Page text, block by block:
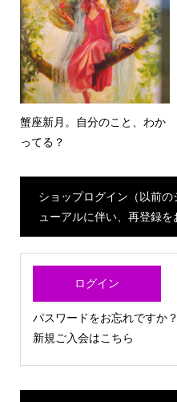
蟹座新月。自分のこと、わか
ってる？
ショップログイン（以前
ューアルに伴い、再登録を
ログイン
パスワードをお忘れですか？
新規ご入会はこちら